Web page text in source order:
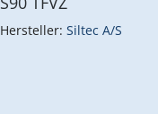
Hersteller:Siltec A/S